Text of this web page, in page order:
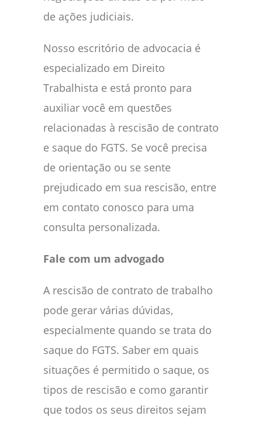
de ações judiciais.
Nosso escritório de advocacia é
especializado em Direito
Trabalhista e está pronto para
auxiliar você em questões
relacionadas à rescisão de contrato
e saque do FGTS. Se você precisa
de orientação ou se sente
prejudicado em sua rescisão, entre
em contato conosco para uma
consulta personalizada.
Fale com um advogado
A rescisão de contrato de trabalho
pode gerar várias dúvidas,
especialmente quando se trata do
saque do FGTS. Saber em quais
situações é permitido o saque, os
tipos de rescisão e como garantir
que todos os seus direitos sejam